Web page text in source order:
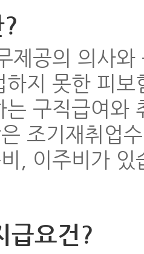
제공의 의사
하지 못한 피
는 구직급여와
조기재취업
, 이주비가 있
급요건?